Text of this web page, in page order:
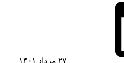
۲۷ مرداد ۱۴۰۱